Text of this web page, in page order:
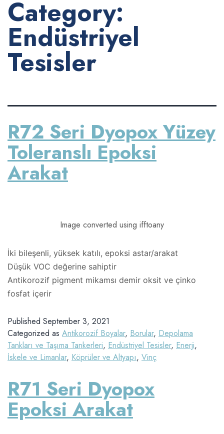
Category:
Endüstriyel
Tesisler
R72 Seri Dyopox Yüzey
Toleranslı Epoksi
Arakat
Image converted using ifftoany
İki bileşenli, yüksek katılı, epoksi astar/arakat
Düşük VOC değerine sahiptir
Antikorozif pigment mikamsı demir oksit ve çinko
fosfat içerir
Published September 3, 2021
Categorized as Antikorozif Boyalar, Borular, Depolama
Tankları ve Taşıma Tankerleri, Endüstriyel Tesisler, Enerji,
İskele ve Limanlar, Köprüler ve Altyapı, Vinç
R71 Seri Dyopox
Epoksi Arakat